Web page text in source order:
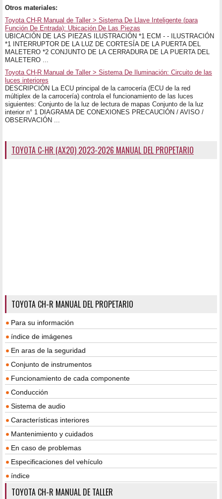
Otros materiales:
Toyota CH-R Manual de Taller > Sistema De Llave Inteligente (para
Función De Entrada): Ubicación De Las Piezas
UBICACIÓN DE LAS PIEZAS ILUSTRACIÓN *1 ECM - - ILUSTRACIÓN
*1 INTERRUPTOR DE LA LUZ DE CORTESÍA DE LA PUERTA DEL
MALETERO *2 CONJUNTO DE LA CERRADURA DE LA PUERTA DEL
MALETERO ...
Toyota CH-R Manual de Taller > Sistema De Iluminación: Circuito de las
luces interiores
DESCRIPCIÓN La ECU principal de la carrocería (ECU de la red
múltiplex de la carrocería) controla el funcionamiento de las luces
siguientes: Conjunto de la luz de lectura de mapas Conjunto de la luz
interior n° 1 DIAGRAMA DE CONEXIONES PRECAUCIÓN / AVISO /
OBSERVACIÓN ...
TOYOTA C-HR (AX20) 2023-2026 MANUAL DEL PROPETARIO
TOYOTA CH-R MANUAL DEL PROPETARIO
Para su información
índice de imágenes
En aras de la seguridad
Conjunto de instrumentos
Funcionamiento de cada componente
Conducción
Sistema de audio
Características interiores
Mantenimiento y cuidados
En caso de problemas
Especificaciones del vehículo
índice
TOYOTA CH-R MANUAL DE TALLER